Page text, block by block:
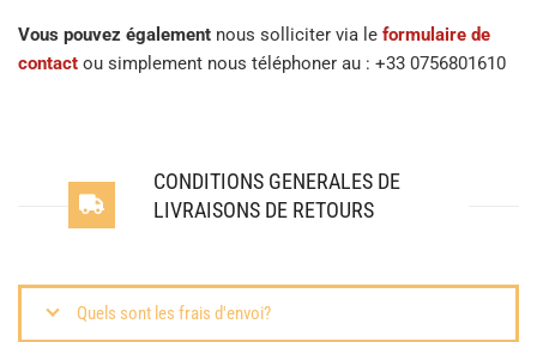
Vous pouvez également nous solliciter via le formulaire de
contact ou simplement nous téléphoner au : +33 0756801610
CONDITIONS GENERALES DE
LIVRAISONS DE RETOURS
Quels sont les frais d'envoi?